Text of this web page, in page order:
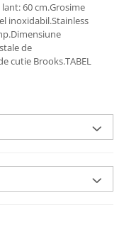
60 cm.Grosime
inoxidabil.Stainless
de
cutie Brooks.TABEL